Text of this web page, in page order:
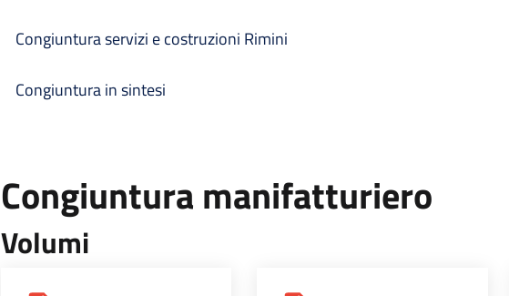
Congiuntura servizi e costruzioni Rimini
Congiuntura in sintesi
Congiuntura manifatturiero
Volumi